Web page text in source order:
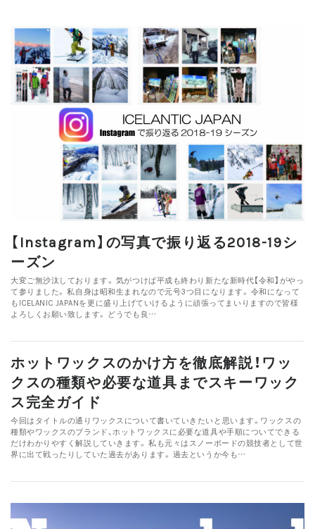
【Instagram】の写真で振り返る2018-19シ
ーズン
大変ご無沙汰しております。 気がつけば平成も終わり新たな新時代【令和】がやっ
て参りました。 私自身は昭和生まれなので元号3つ目になります。 令和になって
もICELANIC JAPANを更に盛り上げていけるように頑張ってまいりますので皆様
よろしくお願い致します。 どうでも良…
ホットワックスのかけ方を徹底解説！ワッ
クスの種類や必要な道具までスキーワック
ス完全ガイド
今回はタイトルの通りワックスについて書いていきたいと思います。ワックスの
種類やワックスのブランド、ホットワックスに必要な道具や手順についてできる
だけわかりやすく解説していきます。 私も元々はスノーボードの競技者として世
界に出て戦ったりしていた過去があります。 過去というか今も…